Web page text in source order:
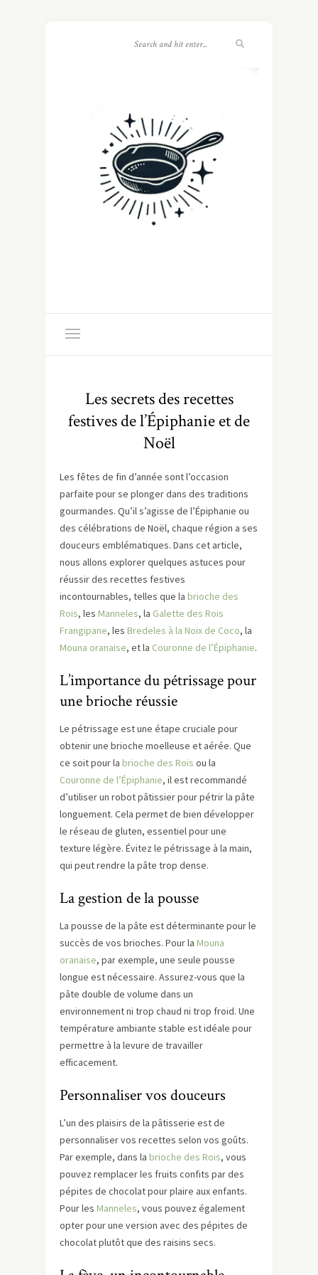
Les secrets des recettes
festives de l’Épiphanie et de
Noël
Les fêtes de fin d’année sont l’occasion
parfaite pour se plonger dans des traditions
gourmandes. Qu’il s’agisse de l’Épiphanie ou
des célébrations de Noël, chaque région a ses
douceurs emblématiques. Dans cet article,
nous allons explorer quelques astuces pour
réussir des recettes festives
incontournables, telles que la brioche des
Rois, les Manneles, la Galette des Rois
Frangipane, les Bredeles à la Noix de Coco, la
Mouna oranaise, et la Couronne de l’Épiphanie.
L’importance du pétrissage pour
une brioche réussie
Le pétrissage est une étape cruciale pour
obtenir une brioche moelleuse et aérée. Que
ce soit pour la brioche des Rois ou la
Couronne de l’Épiphanie, il est recommandé
d’utiliser un robot pâtissier pour pétrir la pâte
longuement. Cela permet de bien développer
le réseau de gluten, essentiel pour une
texture légère. Évitez le pétrissage à la main,
qui peut rendre la pâte trop dense.
La gestion de la pousse
La pousse de la pâte est déterminante pour le
succès de vos brioches. Pour la Mouna
oranaise, par exemple, une seule pousse
longue est nécessaire. Assurez-vous que la
pâte double de volume dans un
environnement ni trop chaud ni trop froid. Une
température ambiante stable est idéale pour
permettre à la levure de travailler
efficacement.
Personnaliser vos douceurs
L’un des plaisirs de la pâtisserie est de
personnaliser vos recettes selon vos goûts.
Par exemple, dans la brioche des Rois, vous
pouvez remplacer les fruits confits par des
pépites de chocolat pour plaire aux enfants.
Pour les Manneles, vous pouvez également
opter pour une version avec des pépites de
chocolat plutôt que des raisins secs.